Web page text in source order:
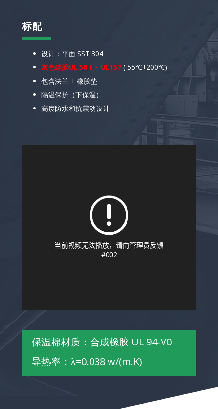
标配
设计：平面 SST 304
灰色硅胶UL 50 E – UL157 (-55℃+200℃)
包含法兰 + 橡胶垫
隔温保护（下保温）
高度防水和抗震动设计
保温棉材质：合成橡胶 UL 94-V0
导热率：λ=0.038 w/(m.K)